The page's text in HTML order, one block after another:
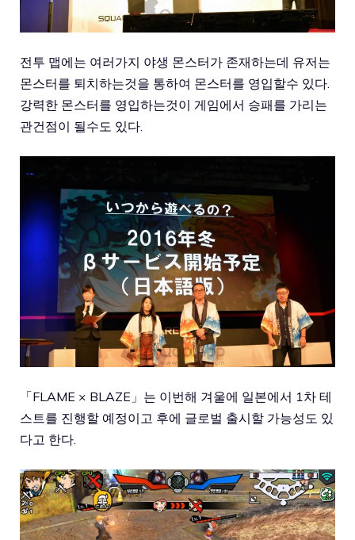
전투 맵에는 여러가지 야생 몬스터가 존재하는데 유저는
몬스터를 퇴치하는것을 통하여 몬스터를 영입할수 있다.
강력한 몬스터를 영입하는것이 게임에서 승패를 가리는
관건점이 될수도 있다.
「FLAME × BLAZE」는 이번해 겨울에 일본에서 1차 테
스트를 진행할 예정이고 후에 글로벌 출시할 가능성도 있
다고 한다.